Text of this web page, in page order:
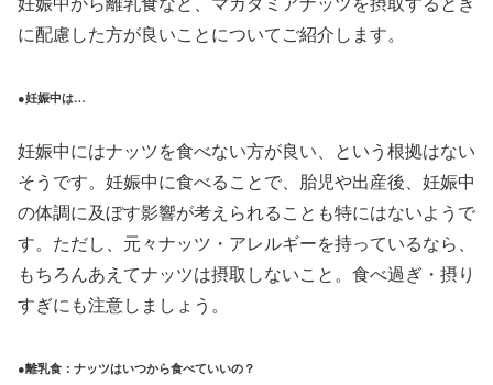
に配慮した方が良いことについてご紹介します。
●妊娠中は…
妊娠中にはナッツを食べない方が良い、という根拠はない
そうです。妊娠中に食べることで、胎児や出産後、妊娠中
の体調に及ぼす影響が考えられることも特にはないようで
す。ただし、元々ナッツ・アレルギーを持っているなら、
もちろんあえてナッツは摂取しないこと。食べ過ぎ・摂り
すぎにも注意しましょう。
●離乳食：ナッツはいつから食べていいの？